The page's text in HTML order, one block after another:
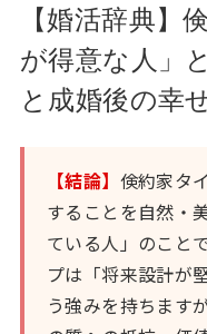
【婚活辞典】
が得意な人」
と成婚後の幸
【結論】 倹約家タ
することを自然・
ている人」のこと
プは「将来設計が
う強みを持ちます